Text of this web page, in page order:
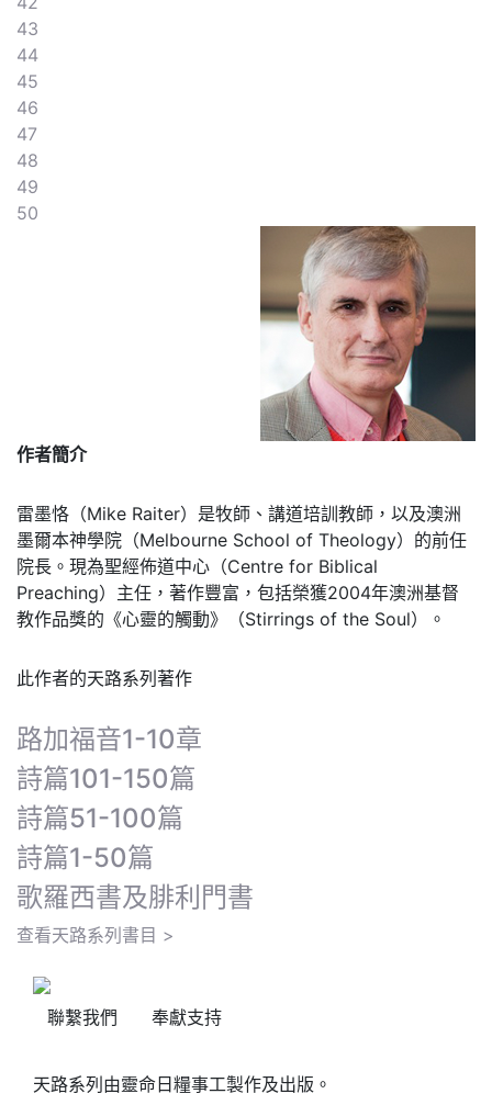
43
44
45
46
47
48
49
50
作者簡介
雷墨恪（Mike Raiter）是牧師、講道培訓教師，以及澳洲
墨爾本神學院（Melbourne School of Theology）的前任
院長。現為聖經佈道中心（Centre for Biblical
Preaching）主任，著作豐富，包括榮獲2004年澳洲基督
教作品獎的《心靈的觸動》（Stirrings of the Soul）。
此作者的天路系列著作
路加福音1-10章
詩篇101-150篇
詩篇51-100篇
詩篇1-50篇
歌羅西書及腓利門書
查看天路系列書目 >
聯繫我們 奉獻支持
天路系列由靈命日糧事工製作及出版。